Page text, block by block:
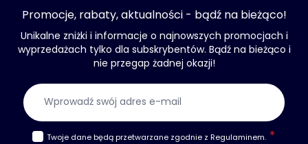
Promocje, rabaty, aktualności - bądź na bieżąco!
Unikalne zniżki i informacje o najnowszych promocjach i
wyprzedażach tylko dla subskrybentów. Bądź na bieżąco i
nie przegap żadnej okazji!
Twoje dane będą przetwarzane zgodnie z Regulaminem.